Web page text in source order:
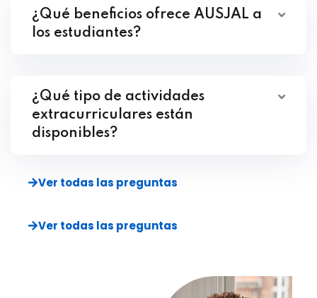
¿Qué beneficios ofrece AUSJAL a
los estudiantes?
¿Qué tipo de actividades
extracurriculares están
disponibles?
Ver todas las preguntas
Ver todas las preguntas